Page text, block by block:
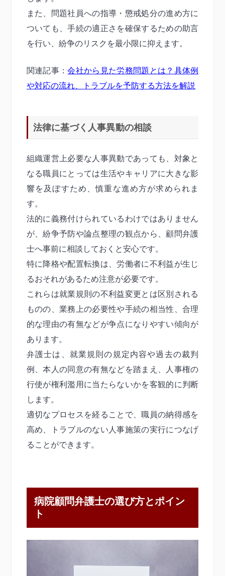
また、問題社員への指導・懲戒処分の進め方に
ついても、手続の適正さを確保するための助言
を行い、紛争のリスクを最小限に抑えます。
関連記事：会社から見た労務問題とは？具体例
や対応の流れ、トラブルを予防する方法を解説
法律に基づく人事異動の相談
組織運営上必要な人事異動であっても、対象と
なる職員にとっては生活やキャリアに大きな影
響を及ぼすため、慎重な進め方が求められま
す。
法的に義務付けられているわけではありません
が、紛争予防や論点整理の観点から、顧問弁護
士へ事前に相談しておくと安心です。
特に降格や配置転換は、労働者に不利益が生じ
るおそれがあるため注意が必要です。
これらは就業規則の不利益変更とは区別される
ものの、業務上の必要性や手続の相当性、合理
的な理由の有無などが争点になりやすい傾向が
あります。
弁護士は、就業規則の規定内容や過去の裁判
例、本人の同意の有無などを踏まえ、人事権の
行使が権利濫用に当たらないかを客観的に判断
します。
適切なプロセスを経ることで、職員の納得感を
高め、トラブルのない人事施策の実行につなげ
ることができます。
病院顧問弁護士の選び方とポイン
ト